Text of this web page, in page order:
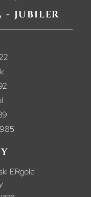
- jubiler
ERgold